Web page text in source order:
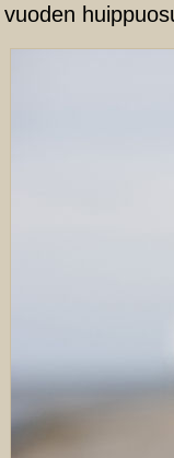
vuoden